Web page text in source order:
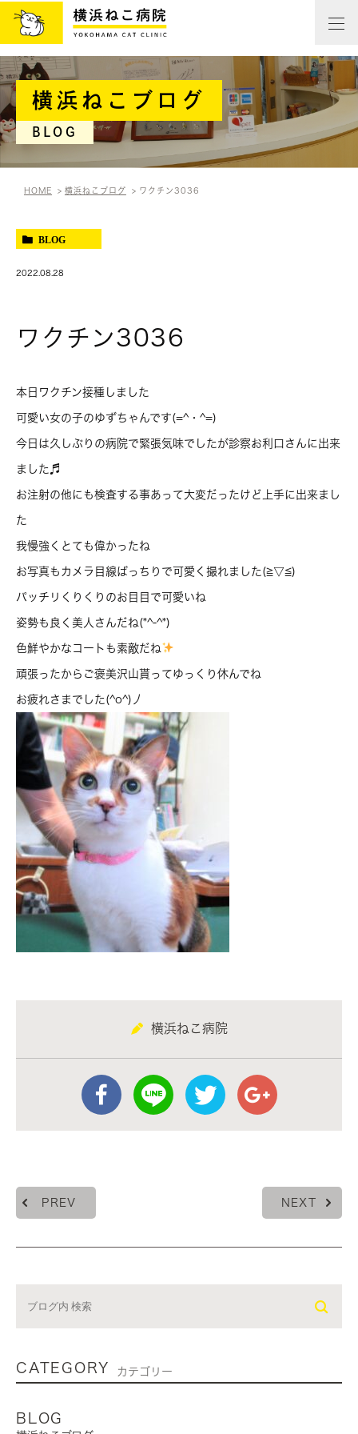
横浜ねこブログ
BLOG
HOME 横浜ねこブログ ワクチン3036
BLOG
2022.08.28
ワクチン3036
本日ワクチン接種しました
可愛い女の子のゆずちゃんです(=^・^=)
今日は久しぶりの病院で緊張気味でしたが診察お利口さんに出来
ました♬
お注射の他にも検査する事あって大変だったけど上手に出来まし
た
我慢強くとても偉かったね
お写真もカメラ目線ばっちりで可愛く撮れました(≧▽≦)
パッチリくりくりのお目目で可愛いね
姿勢も良く美人さんだね(*^-^*)
色鮮やかなコートも素敵だね
頑張ったからご褒美沢山貰ってゆっくり休んでね
お疲れさまでした(^o^)丿
横浜ねこ病院
PREV NEXT
CATEGORY カテゴリー
BLOG